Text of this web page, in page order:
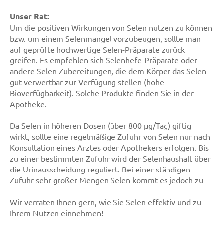
Unser Rat:
Um die positiven Wirkungen von Selen nutzen zu können
bzw. um einem Selenmangel vorzubeugen, sollte man
auf geprüfte hochwertige Selen-Präparate zurück
greifen. Es empfehlen sich Selenhefe-Präparate oder
andere Selen-Zubereitungen, die dem Körper das Selen
gut verwertbar zur Verfügung stellen (hohe
Bioverfügbarkeit). Solche Produkte finden Sie in der
Apotheke.
Da Selen in höheren Dosen (über 800 µg/Tag) giftig
wirkt, sollte eine regelmäßige Zufuhr von Selen nur nach
Konsultation eines Arztes oder Apothekers erfolgen. Bis
zu einer bestimmten Zufuhr wird der Selenhaushalt über
die Urinausscheidung reguliert. Bei einer ständigen
Zufuhr sehr großer Mengen Selen kommt es jedoch zu
Wir verraten Ihnen gern, wie Sie Selen effektiv und zu
Ihrem Nutzen einnehmen!